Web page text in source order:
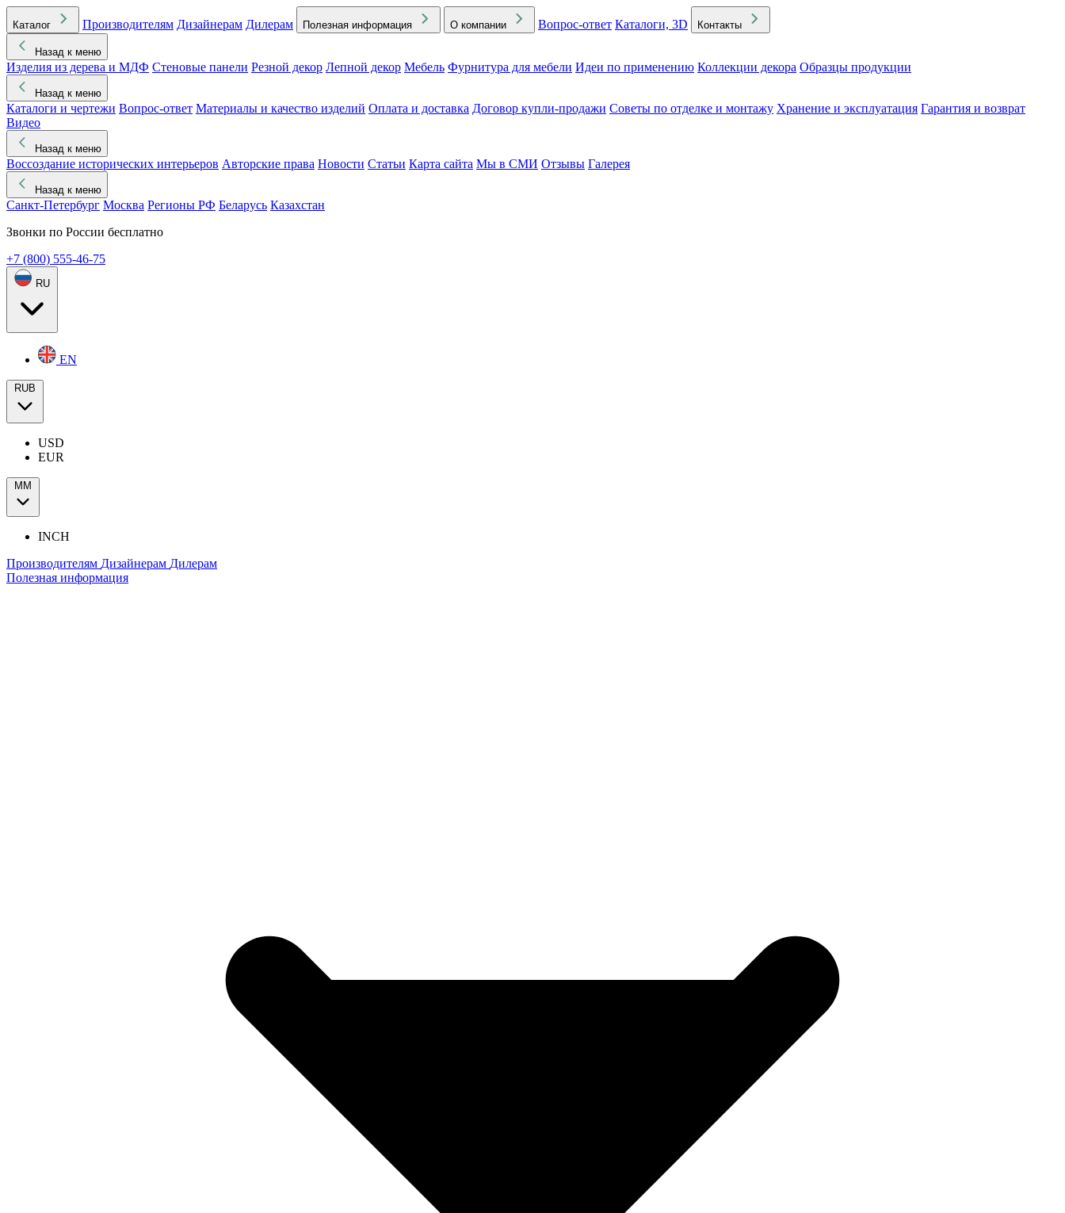
Каталог Производителям Дизайнерам Дилерам Полезная информация О компании Вопрос-ответ Каталоги, 3D Контакты
Назад к меню
Изделия из дерева и МДФ Стеновые панели Резной декор Лепной декор Мебель Фурнитура для мебели Идеи по применению Коллекции декора Образцы продукции
Назад к меню
Каталоги и чертежи Вопрос-ответ Материалы и качество изделий Оплата и доставка Договор купли-продажи Советы по отделке и монтажу Хранение и эксплуатация Гарантия и возврат
Видео
Назад к меню
Воссоздание исторических интерьеров Авторские права Новости Статьи Карта сайта Мы в СМИ Отзывы Галерея
Назад к меню
Санкт-Петербург Москва Регионы РФ Беларусь Казахстан
Звонки по России бесплатно
+7 (800) 555-46-75
RU
EN
RUB
USD
EUR
ММ
INCH
Производителям Дизайнерам Дилерам
Полезная информация